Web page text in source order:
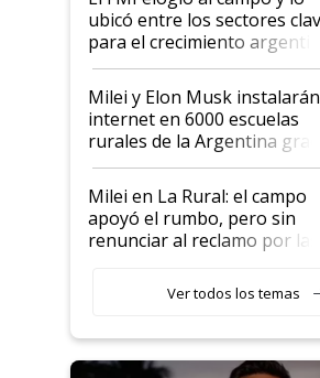
ubicó entre los sectores
para el crecimiento argentino
Milei y Elon Musk instalarán
internet en 6000 escuelas
rurales de la Argentina
a un acuerdo con Starlink
Milei en La Rural: el campo
apoyó el rumbo, pero sin
renunciar al reclamo por las
Ver todos los temas